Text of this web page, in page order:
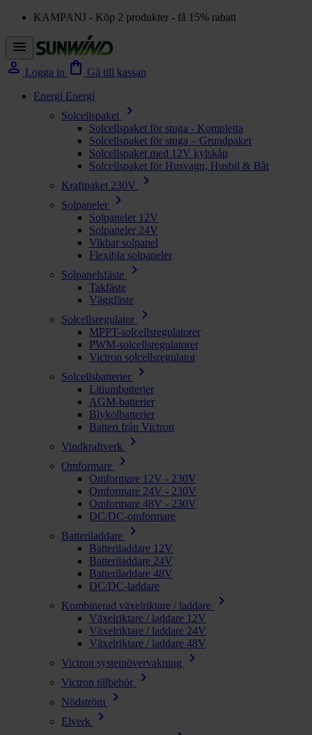
KAMPANJ - Köp 2 produkter - få 15% rabatt
menu
person Logga in shopping_bag Gå till kassan
Energi Energi
Solcellspaket
chevron_right
Solcellspaket för stuga - Kompletta
Solcellspaket för stuga – Grundpaket
Solcellspaket med 12V kylskåp
Solcellspaket för Husvagn, Husbil & Båt
Kraftpaket 230V
chevron_right
Solpaneler chevron_right
Solpaneler 12V
Solpaneler 24V
Vikbar solpanel
Flexibla solpaneler
Solpanelsfäste
chevron_right
Takfäste
Väggfäste
Solcellsregulator
chevron_right
MPPT-solcellsregulatorer
PWM-solcellsregulatorer
Victron solcellsregulator
Solcellsbatterier
chevron_right
Litiumbatterier
AGM-batterier
Blykolbatterier
Batteri från Victron
Vindkraftverk
chevron_right
Omformare chevron_right
Omformare 12V - 230V
Omformare 24V - 230V
Omformare 48V - 230V
DC/DC-omformare
Batteriladdare
chevron_right
Batteriladdare 12V
Batteriladdare 24V
Batteriladdare 48V
DC/DC-laddare
Kombinerad växelriktare / laddare
chevron_right
Växelriktare / laddare 12V
Växelriktare / laddare 24V
Växelriktare / laddare 48V
Victron systemövervakning
chevron_right
Victron tillbehör chevron_right
Nödström chevron_right
Elverk chevron_right